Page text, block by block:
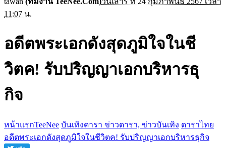
11:07 น.
อดีตพระเอกดังสุดภูมิใจในชี
วิตค! รับปริญญาเอกบริหารธุ
กิจ
หน้าแรกTeeNee บันเทิงดารา ข่าวดารา, ข่าวบันเทิง ดาราไทย
อดีตพระเอกดังสุดภูมิใจในชีวิตค! รับปริญญาเอกบริหารธุกิจ